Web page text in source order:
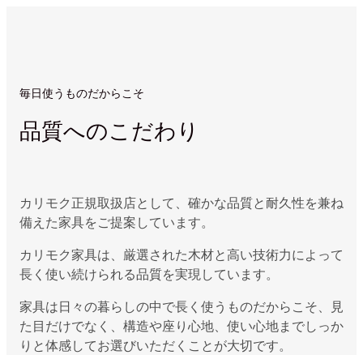
毎日使うものだからこそ
品質へのこだわり
カリモク正規取扱店として、確かな品質と耐久性を兼ね
備えた家具をご提案しています。
カリモク家具は、厳選された木材と高い技術力によって
長く使い続けられる品質を実現しています。
家具は日々の暮らしの中で長く使うものだからこそ、見
た目だけでなく、構造や座り心地、使い心地までしっか
りと体感してお選びいただくことが大切です。